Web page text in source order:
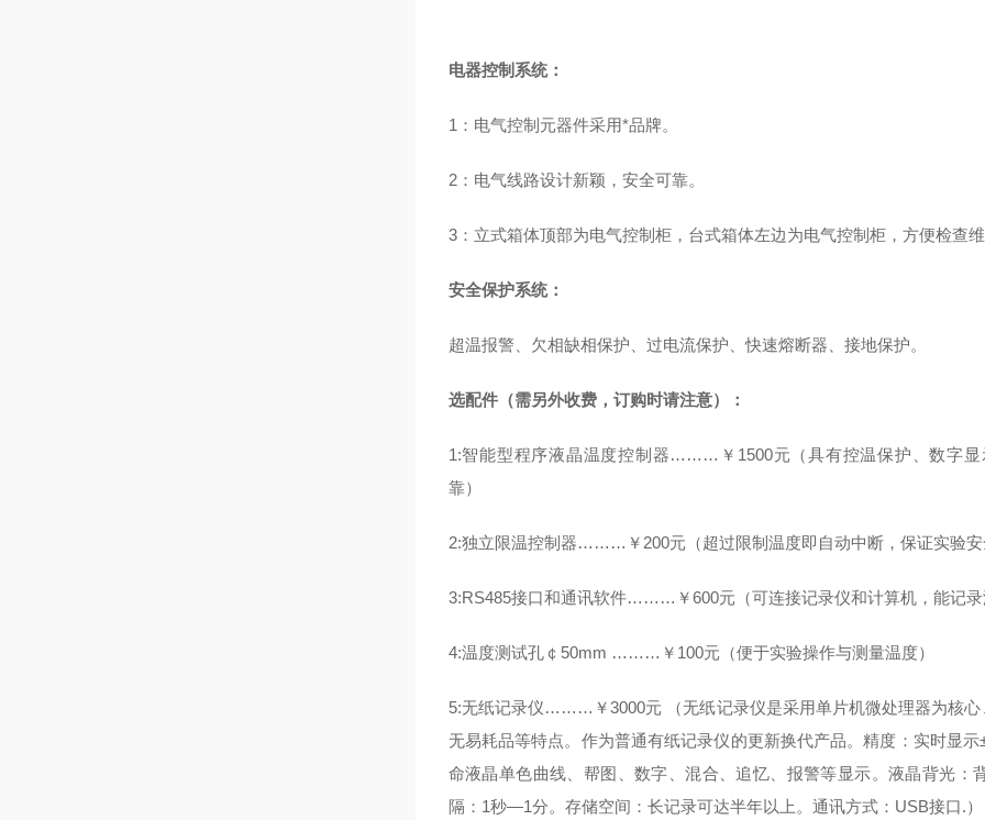
电器控制系统：
1：电气控制元器件采用*品牌。
2：电气线路设计新颖，安全可靠。
3：立式箱体顶部为电气控制柜，台式箱体左边为电气控制柜，方便检查
安全保护系统：
超温报警、欠相缺相保护、过电流保护、快速熔断器、接地保护。
选配件（需另外收费，订购时请注意）：
1:智能型程序液晶温度控制器………￥1500元（具有控温保护、数字
靠）
2:独立限温控制器………￥200元（超过限制温度即自动中断，保证实验
3:RS485接口和通讯软件………￥600元（可连接记录仪和计算机，能记录
4:温度测试孔￠50mm ………￥100元（便于实验操作与测量温度）
5:无纸记录仪………￥3000元 （无纸记录仪是采用单片机微处理器为核
无易耗品等特点。作为普通有纸记录仪的更新换代产品。精度：实时显
命液晶单色曲线、帮图、数字、混合、追忆、报警等显示。液晶背光
隔：1秒—1分。存储空间：长记录可达半年以上。通讯方式：USB接口.）